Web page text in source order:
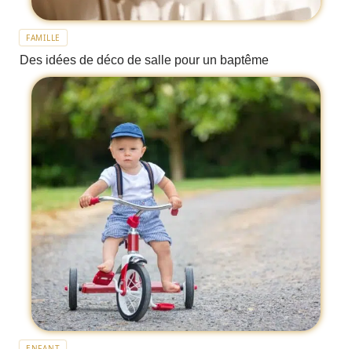
FAMILLE
Des idées de déco de salle pour un baptême